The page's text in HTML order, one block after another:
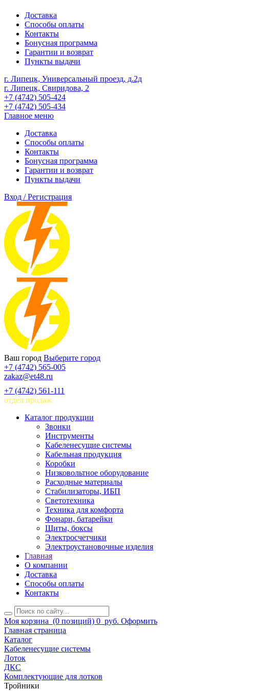
Доставка
Способы оплаты
Контакты
Бонусная программа
Гарантии и возврат
Пункты выдачи
г. Липецк, Универсальный проезд, д.2д
г. Липецк, Свиридова, 2
+7 (4742) 505-424
+7 (4742) 505-434
Главное меню
Доставка
Способы оплаты
Контакты
Бонусная программа
Гарантии и возврат
Пункты выдачи
Вход / Регистрация
Ваш город Выберите город
+7 (4742) 565-005
zakaz@et48.ru
+7 (4742) 561-111
отдел продаж
Каталог продукции
Звонки
Инструменты
Кабеленесущие системы
Кабельная продукция
Коробки
Низковольтное оборудование
Расходные материалы
Стабилизаторы, ИБП
Светотехника
Техника для комфорта
Фонари, батарейки
Щиты, боксы
Электросчетчики
Электроустановочные изделия
Главная
О компании
Доставка
Способы оплаты
Контакты
Моя корзина (0 позиций) 0 руб. Оформить
Главная страница
Каталог
Кабеленесущие системы
Лоток
ДКС
Комплектующие для лотков
Тройники